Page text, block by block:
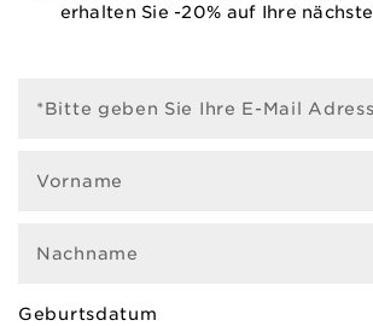
erhalten Sie -20% auf Ihre
*Bitte geben Sie Ihre E-Mail
Vorname
Nachname
Geburtsdatum